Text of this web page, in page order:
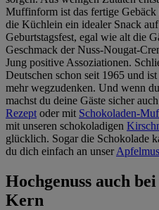
Muffinform ist das fertige
die Küchlein ein idealer Snack
Geburtstagsfest, egal wie alt die
Geschmack der Nuss-Nougat-
Jung positive Assoziationen.
Deutschen schon seit 1965 und
mehr wegzudenken. Und wenn
machst du deine Gäste sicher
Rezept oder mit Schokoladen-
mit unseren schokoladigen
glücklich. Sogar die Schokolade
du dich einfach an unser
Hochgenuss auch
Kern